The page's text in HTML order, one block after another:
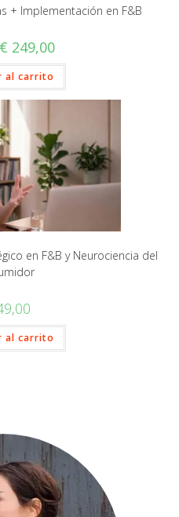
+ Implementación en F&B
€ 249,00
al carrito
en F&B y Neurociencia del
al carrito